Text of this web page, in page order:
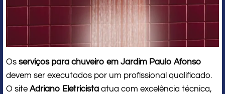
Os serviços para chuveiro em Jardim Paulo Afonso
devem ser executados por um profissional qualificado.
O site Adriano Eletricista atua com excelência técnica,